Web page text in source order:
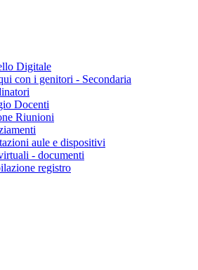
Digitale
con i genitori - Secondaria
Docenti
Riunioni
aule e dispositivi
- documenti
registro